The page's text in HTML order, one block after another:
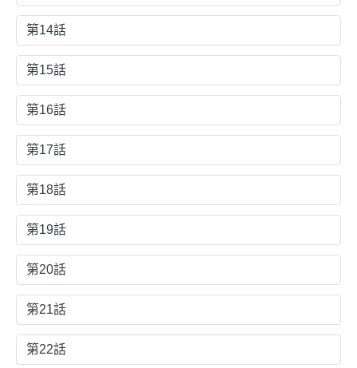
第14話
第15話
第16話
第17話
第18話
第19話
第20話
第21話
第22話